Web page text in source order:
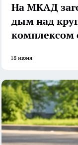
На МКАД
дым над
комплексом
18 июня